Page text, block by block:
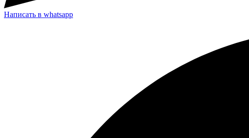
Написать в whatsapp